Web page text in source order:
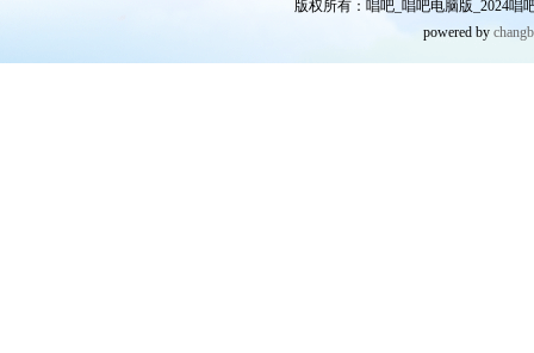
版权所有：唱吧_唱吧电脑版_2024唱
powered by